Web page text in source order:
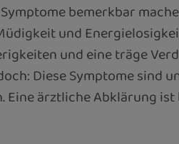
bemerkbar
und
und eine träge
Diese Symptome sind
ärztliche Abklärung